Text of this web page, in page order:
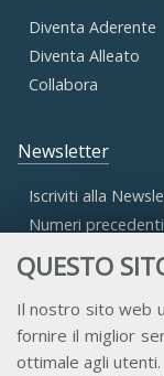
QUESTO
Il nostro sito web
fornire il miglior
ottimale agli utenti.
Diventa Aderente
Diventa Alleato
Collabora
Newsletter
Iscriviti alla
Numeri precedenti
Accesso Aderenti
Accesso Consulta